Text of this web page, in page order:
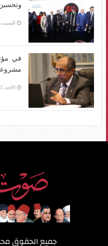
السبت، 22 ديسمبر 2018
في
مشروعات 2018
الأحد، 23 ديسمبر 2018 06:00 م
جميع الحقوق